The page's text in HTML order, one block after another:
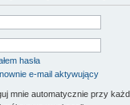
hasła
e-mail aktywujący
mnie automatycznie przy